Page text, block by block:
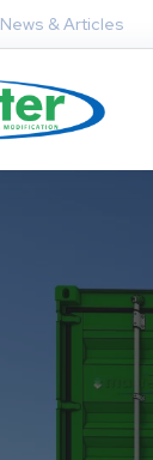
News & Articles